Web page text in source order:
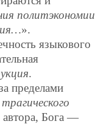
политэкономии
».
языкового
.
пределами
трагического
автора, Бога —